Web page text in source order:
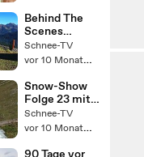
Tamara
Kimmel.
Behind The
Scenes
#Project3M:
Black Crevice
Bekleidungsa
usstatter.
Schnee-TV
vor 10 Monaten
Snow-Show
Folge 23 mit
Lena:
Gletscherskig
(11.11.2021).
Schnee-TV
vor 10 Monaten